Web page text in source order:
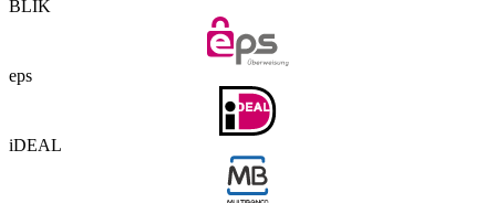
BLIK
eps
iDEAL